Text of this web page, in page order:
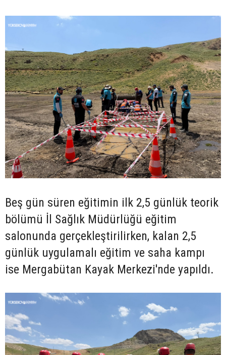
Beş gün süren eğitimin ilk 2,5 günlük teorik
bölümü İl Sağlık Müdürlüğü eğitim
salonunda gerçekleştirilirken, kalan 2,5
günlük uygulamalı eğitim ve saha kampı
ise Mergabütan Kayak Merkezi'nde yapıldı.